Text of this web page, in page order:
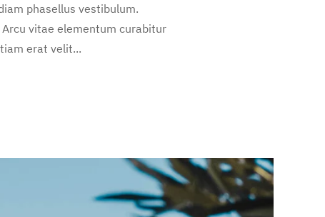
phasellus vestibulum.
vitae elementum curabitur
erat velit...